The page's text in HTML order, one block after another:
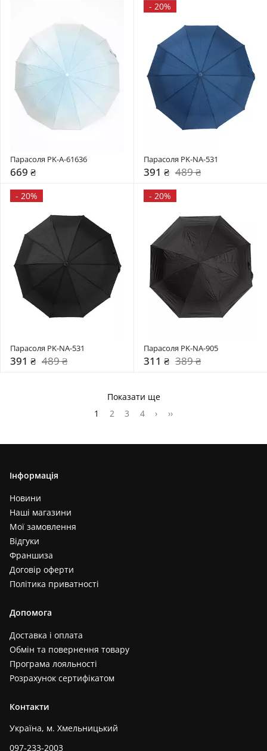
Парасоля PK-A-61636
669 ₴
- 20%
Парасоля PK-NA-531
391 ₴ 489 ₴
- 20%
Парасоля PK-NA-531
391 ₴ 489 ₴
- 20%
Парасоля PK-NA-905
311 ₴ 389 ₴
Показати ще
1
2 3 4 › ››
Інформація
Новини
Наші магазини
Мої замовлення
Відгуки
Франшиза
Договір оферти
Політика приватності
Допомога
Доставка і оплата
Обмін та повернення товару
Програма лояльності
Розрахунок сертифікатом
Контакти
Україна, м. Хмельницький
097-233-2003